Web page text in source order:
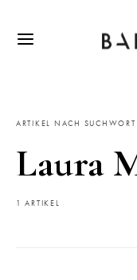
ARTIKEL NACH SUCHWORT
Laura
1 ARTIKEL